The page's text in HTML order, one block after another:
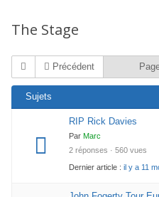
ici :
The Stage
Précédent
Sujets
RIP Rick Davies
Par Marc
2 réponses · 560 vues
Dernier article : il y a 11